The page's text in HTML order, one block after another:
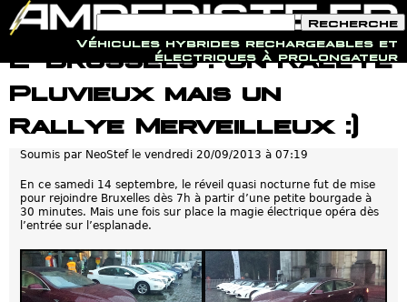
Jump to navigation
Véhicules hybrides rechargeables et
électriques à prolongateur
o
r
m
l
a
r
d
r
e
c
h
r
c
h
e
e
c
h
r
c
e
E-Brussels : Un Rallye
Pluvieux mais un
Rallye Merveilleux :)
Soumis par NeoStefle vendredi 20/09/2013 à 07:19
En ce samedi 14 septembre, le réveil quasi nocturne fut de mise
pour rejoindre Bruxelles dès 7h à partir d’une petite bourgade à
30 minutes. Mais une fois sur place la magie électrique opéra dès
l’entrée sur l’esplanade.